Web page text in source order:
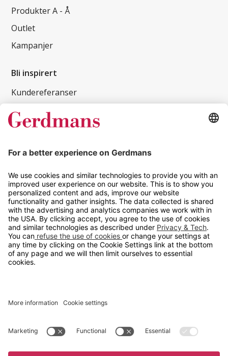
Produkter A - Å
Outlet
Kampanjer
Bli inspirert
Kundereferanser
Magasin
Tips og guider
Kontakt
info@gerdmans.no
67 80 56 20
Åpningstid
Hverdager 08:00-16:00